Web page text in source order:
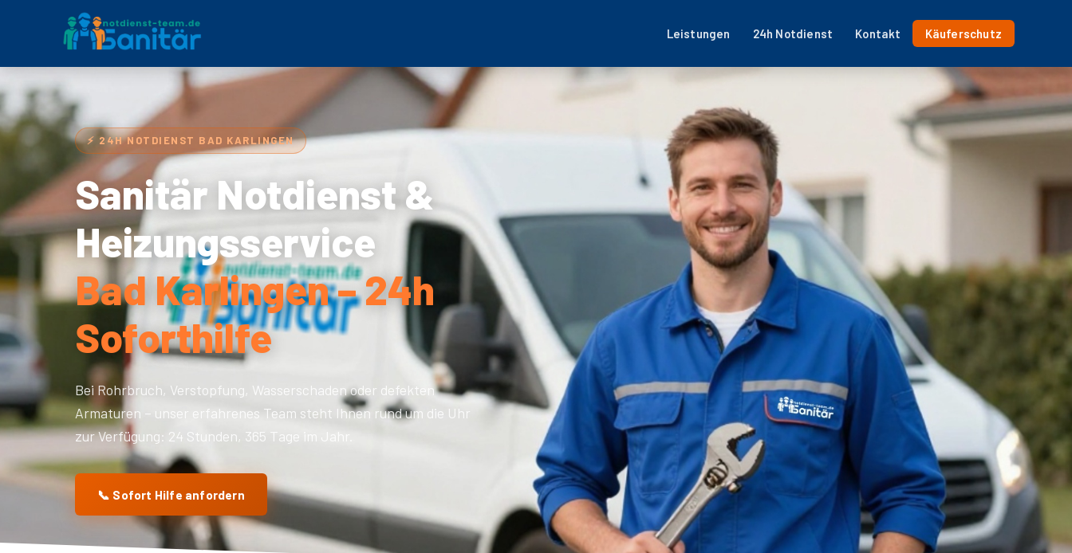
Leistungen 24h Notdienst Kontakt Käuferschutz
⚡ 24H NOTDIENST BAD KARLINGEN
Sanitär Notdienst &
Heizungsservice
Bad Karlingen – 24h
Soforthilfe
Bei Rohrbruch, Verstopfung, Wasserschaden oder defekten
Armaturen – unser erfahrenes Team steht Ihnen rund um die Uhr
zur Verfügung: 24 Stunden, 365 Tage im Jahr.
📞 Sofort Hilfe anfordern